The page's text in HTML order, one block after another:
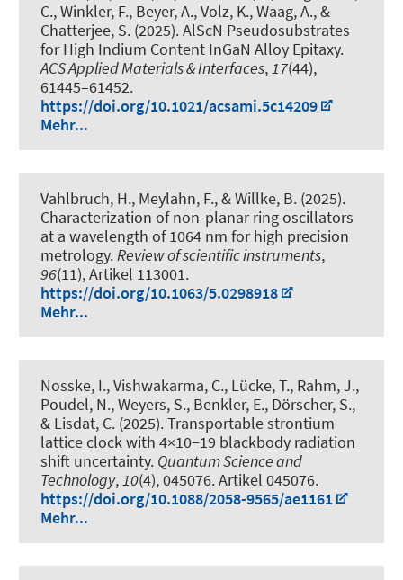
C., Winkler, F., Beyer, A., Volz, K., Waag, A., &
Chatterjee, S. (2025).AlScN Pseudosubstrates
for High Indium Content InGaN Alloy Epitaxy.
ACS Applied Materials & Interfaces,17(44),
61445–61452.
https://doi.org/10.1021/acsami.5c14209
Mehr...
Vahlbruch, H., Meylahn, F., & Willke, B. (2025).
Characterization of non-planar ring oscillators
at a wavelength of 1064 nm for high precision
metrology.Review of scientific instruments,
96(11), Artikel 113001.
https://doi.org/10.1063/5.0298918
Mehr...
Nosske, I., Vishwakarma, C., Lücke, T., Rahm, J.,
Poudel, N., Weyers, S., Benkler, E., Dörscher, S.,
& Lisdat, C. (2025).Transportable strontium
lattice clock with 4×10−19 blackbody radiation
shift uncertainty. Quantum Science and
Technology,10(4), 045076. Artikel 045076.
https://doi.org/10.1088/2058-9565/ae1161
Mehr...